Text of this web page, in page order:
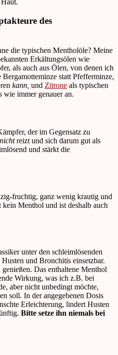
des
die typischen Mentholöle? Meine
Erkältungsölen wie
als auch aus Ölen, von denen ich
statt Pfefferminze,
kann, und Zitrone als typischen
immer genauer an.
der im Gegensatz zu
nichtreizt und sich darum gut als
und stärkt die
fruchtig, ganz wenig krautig und
Menthol und ist deshalb auch
unter den schleimlösenden
und Bronchitis einsetzbar.
Das enthaltene Menthol
Wirkung, was ich z.B. bei
aber nicht unbedingt möchte,
soll. In der angegebenen Dosis
Erleichterung, lindert Husten
Bitte setze ihn niemals bei